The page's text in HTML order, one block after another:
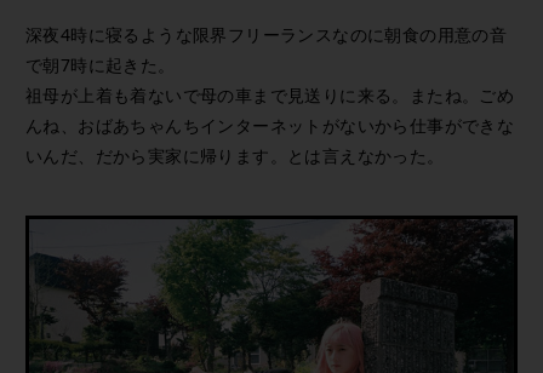
深夜4時に寝るような限界フリーランスなのに朝食の用意の音
で朝7時に起きた。
祖母が上着も着ないで母の車まで見送りに来る。またね。ごめ
んね、おばあちゃんちインターネットがないから仕事ができな
いんだ、だから実家に帰ります。とは言えなかった。